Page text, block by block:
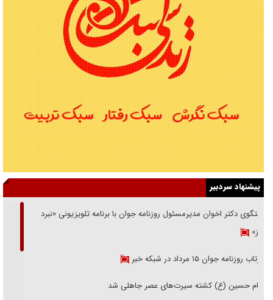
پیشنهاد سردبیر
گفتگوی دکتر اخوان مدیرمسئول روزنامه جوان با برنامه تلویزیونی «نبرد
هرمز»
بازتاب روزنامه جوان ۱۵ مرداد در شبکه خبر
امام حسین (ع) کشته سیرت‌های عصر جاهلی شد